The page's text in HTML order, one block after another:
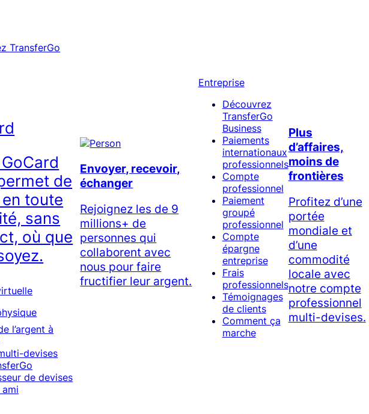
TransferGo
de
toute
sans
où que
l’argent à
devises
de devises
Envoyer, recevoir,
échanger
Rejoignez les de 9
millions+ de
personnes qui
collaborent avec
nous pour faire
fructifier leur argent.
Entreprise
Découvrez
TransferGo
Business
Paiements
internationaux
professionnels
Compte
professionnel
Paiement
groupé
professionnel
Compte
épargne
entreprise
Frais
professionnels
Témoignages
de clients
Comment ça
marche
Plus
d’affaires,
moins de
frontières
Profitez d’une
portée
mondiale et
d’une
commodité
locale avec
notre compte
professionnel
multi-devises.